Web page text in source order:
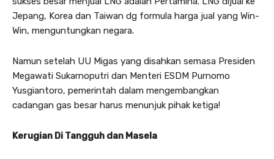
Jepang, Korea dan Taiwan dg formula harga jual yang Win-
Win, menguntungkan negara.
Namun setelah UU Migas yang disahkan semasa Presiden
Megawati Sukarnoputri dan Menteri ESDM Purnomo
Yusgiantoro, pemerintah dalam mengembangkan
cadangan gas besar harus menunjuk pihak ketiga!
Kerugian Di Tangguh dan Masela